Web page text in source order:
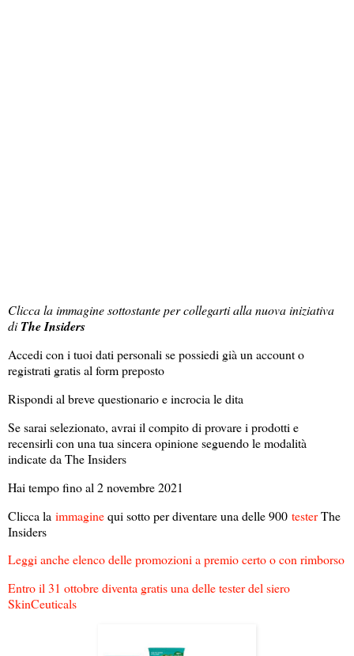
Clicca la immagine sottostante per collegarti alla nuova iniziativa
diThe Insiders
Accedi con i tuoi dati personali se possiedi già un account o
registrati gratis al form preposto
Rispondi al breve questionario e incrocia le dita
Se sarai selezionato, avrai il compito di provare i prodotti e
recensirli con una tua sincera opinione seguendo le modalità
indicate da The Insiders
Hai tempo fino al 2 novembre 2021
Clicca la immaginequi sotto per diventare una delle 900 testerThe
Insiders
Leggi anche elenco delle promozioni a premio certo o con rimborso
Entro il 31 ottobre diventa gratis una delle tester del siero
SkinCeuticals